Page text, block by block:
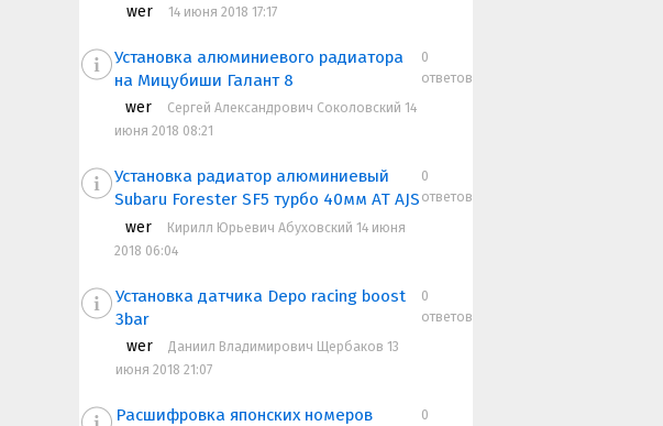
wer 14 июня 2018 17:17
Установка алюминиевого радиатора
на Мицубиши Галант 8
wer
Cергей Александрович Соколовский 14
июня 2018 08:21
0
ответов
Установка радиатор алюминиевый
Subaru Forester SF5 турбо 40мм АТ AJS
wer
Кирилл Юрьевич Абуховский 14 июня
2018 06:04
0
ответов
Установка датчика Depo racing boost
3bar
wer
Даниил Владимирович Щербаков 13
июня 2018 21:07
0
ответов
Расшифровка японских номеров
0